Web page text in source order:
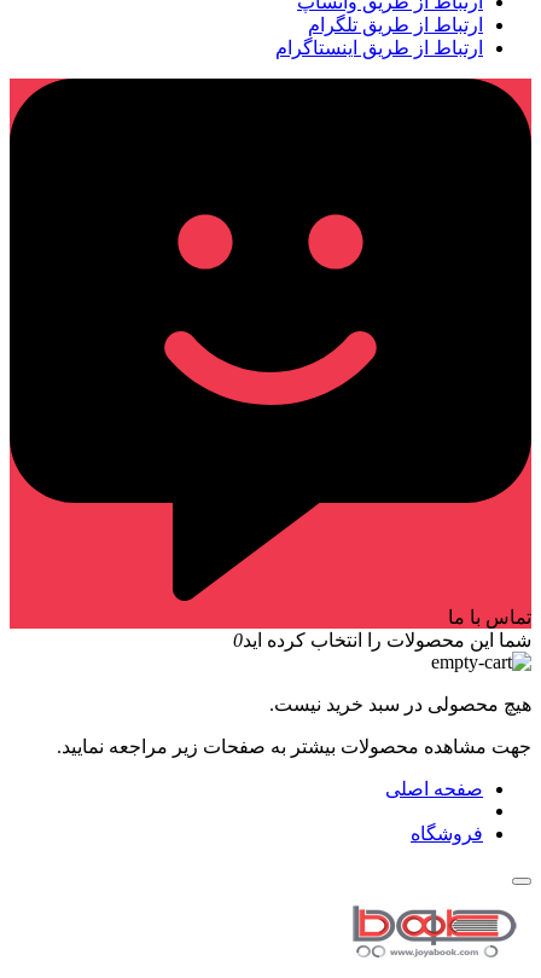
ارتباط از طریق تلگرام
ارتباط از طریق اینستاگرام
تماس با ما
شما این محصولات را انتخاب کرده اید0
هیچ محصولی در سبد خرید نیست.
جهت مشاهده محصولات بیشتر به صفحات زیر مراجعه نمایید.
صفحه اصلی
فروشگاه